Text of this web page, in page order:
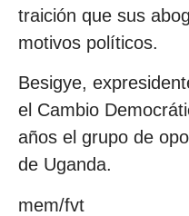
traición que sus
motivos políticos.
Besigye,
el Cambio
años el grupo de
de Uganda.
mem/fvt